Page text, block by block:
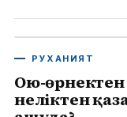
РУХАНИЯТ
Ою-
неліктен